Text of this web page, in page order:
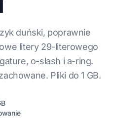
duński, poprawnie
litery 29-literowego
o-slash i a-ring.
Pliki do 1 GB.